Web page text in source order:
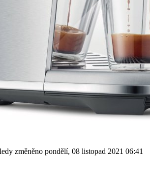
změněno pondělí, 08 listopad 2021 06:41